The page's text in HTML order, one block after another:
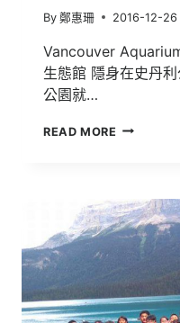
By 鄭惠珊 2016-12-26
Vancouver
生態館 隱身在史丹
公園就…
READ MORE 2016
哥
華
倫
比